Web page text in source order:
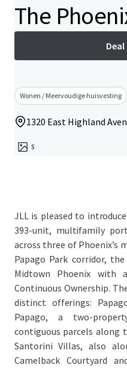
The
Wonen / Meervoudige huisvesting
1320 East Highland
5
JLL is pleased to
393-unit, multifamily
across three of Phoenix’s
Papago Park corridor,
Midtown Phoenix with
Continuous Ownership.
distinct offerings:
Papago, a two-
contiguous parcels along
Santorini Villas, also
Camelback Courtyard